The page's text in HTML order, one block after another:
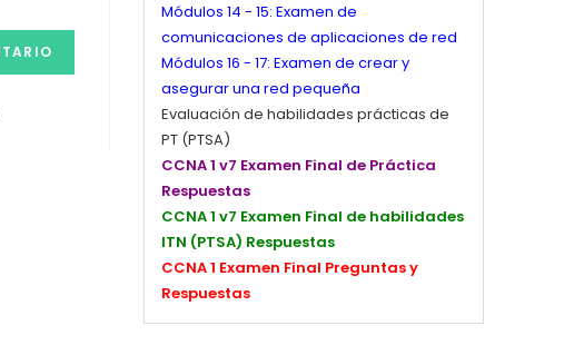
Módulos 14 - 15: Examen de
comunicaciones de aplicaciones de red
Módulos 16 - 17: Examen de crear y
asegurar una red pequeña
Evaluación de habilidades prácticas de
PT (PTSA)
CCNA 1 v7 Examen Final de Práctica
Respuestas
CCNA 1 v7 Examen Final de habilidades
ITN (PTSA) Respuestas
CCNA 1 Examen Final Preguntas y
Respuestas